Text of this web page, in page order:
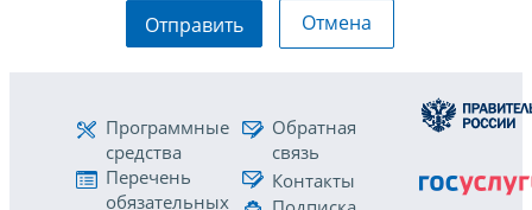
Отправить Отмена
Программные
средства
Перечень
обязательных
Обратная
связь
Контакты